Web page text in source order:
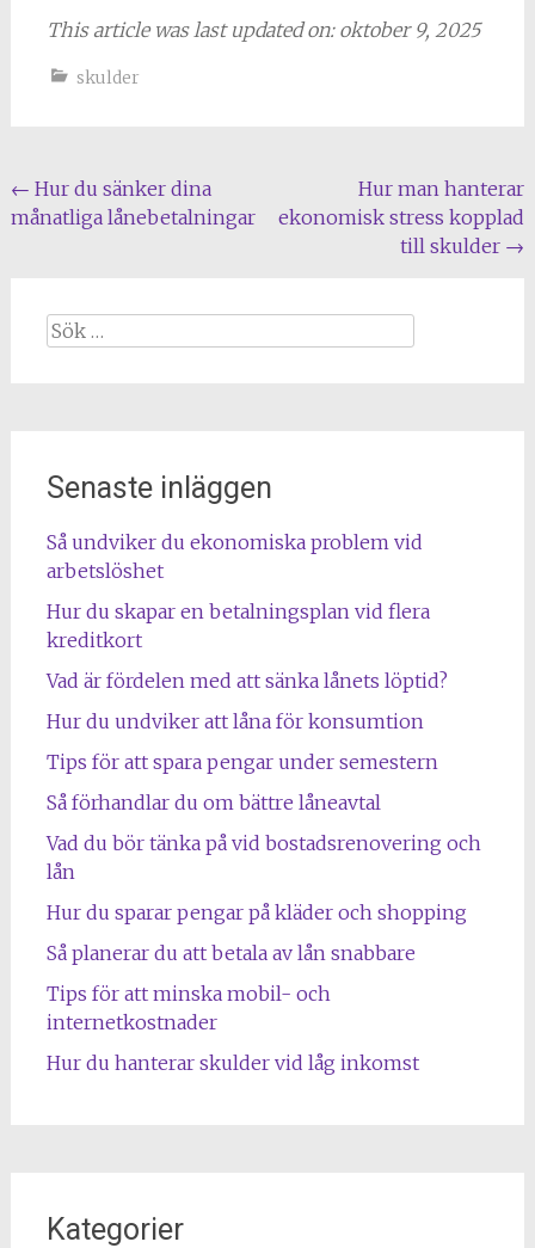
This article was last updated on: oktober 9, 2025
skulder
Inläggsnavigering
← Hur du sänker dina
månatliga lånebetalningar
Hur man hanterar
ekonomisk stress kopplad
till skulder →
Sök
efter:
Senaste inläggen
Så undviker du ekonomiska problem vid
arbetslöshet
Hur du skapar en betalningsplan vid flera
kreditkort
Vad är fördelen med att sänka lånets löptid?
Hur du undviker att låna för konsumtion
Tips för att spara pengar under semestern
Så förhandlar du om bättre låneavtal
Vad du bör tänka på vid bostadsrenovering och
lån
Hur du sparar pengar på kläder och shopping
Så planerar du att betala av lån snabbare
Tips för att minska mobil- och
internetkostnader
Hur du hanterar skulder vid låg inkomst
Kategorier